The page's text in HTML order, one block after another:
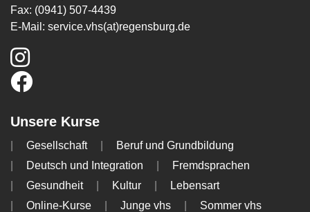
Fax: (0941) 507-4439
E-Mail: service.vhs(at)regensburg.de
Unsere Kurse
Gesellschaft
Beruf und Grundbildung
Deutsch und Integration
Fremdsprachen
Gesundheit
Kultur
Lebensart
Online-Kurse
Junge vhs Sommer vhs